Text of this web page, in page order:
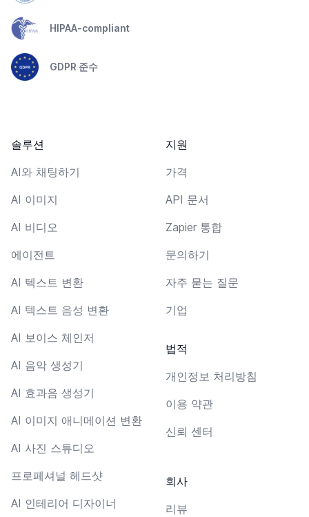
HIPAA-compliant
GDPR 준수
솔루션
AI와 채팅하기
AI 이미지
AI 비디오
에이전트
AI 텍스트 변환
AI 텍스트 음성 변환
AI 보이스 체인저
AI 음악 생성기
AI 효과음 생성기
AI 이미지 애니메이션 변환
AI 사진 스튜디오
프로페셔널 헤드샷
AI 인테리어 디자이너
지원
가격
API 문서
Zapier 통합
문의하기
자주 묻는 질문
기업
법적
개인정보 처리방침
이용 약관
신뢰 센터
회사
리뷰